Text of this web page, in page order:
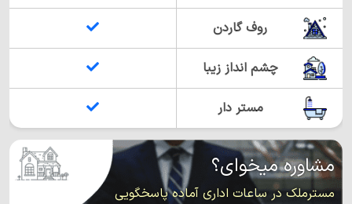
روف گاردن
چشم انداز زیبا
مستر دار
مشاوره میخوای؟
مسترملک در ساعات اداری آماده پاسخگویی